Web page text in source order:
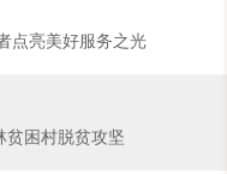
点亮美好服务之光
贫困村脱贫攻坚